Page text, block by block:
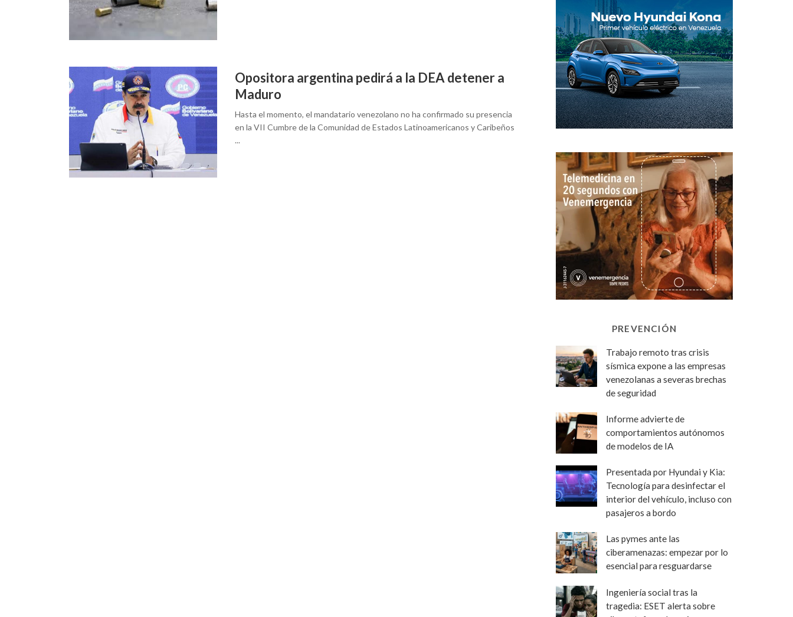
Opositora argentina pedirá a la DEA detener a
Maduro
Hasta el momento, el mandatario venezolano no ha confirmado su presencia
en la VII Cumbre de la Comunidad de Estados Latinoamericanos y Caribeños
...
PREVENCIÓN
Trabajo remoto tras crisis
sísmica expone a las empresas
venezolanas a severas brechas
de seguridad
Informe advierte de
comportamientos autónomos
de modelos de IA
Presentada por Hyundai y Kia:
Tecnología para desinfectar el
interior del vehículo, incluso con
pasajeros a bordo
Las pymes ante las
ciberamenazas: empezar por lo
esencial para resguardarse
Ingeniería social tras la
tragedia: ESET alerta sobre